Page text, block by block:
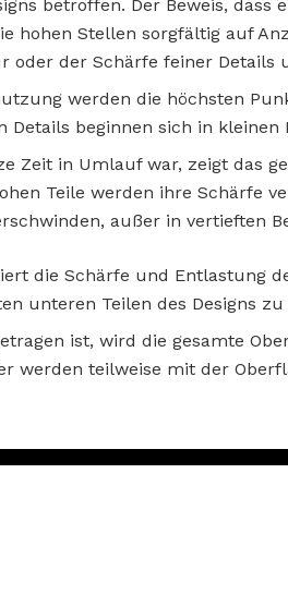
betroffen. Der Beweis, dass
hohen Stellen sorgfältig auf
oder der Schärfe feiner Details
werden die höchsten
Details beginnen sich in kleinen
Zeit in Umlauf war, zeigt das
Teile werden ihre Schärfe
außer in vertieften
die Schärfe und Entlastung
unteren Teilen des Designs
ist, wird die gesamte
werden teilweise mit der